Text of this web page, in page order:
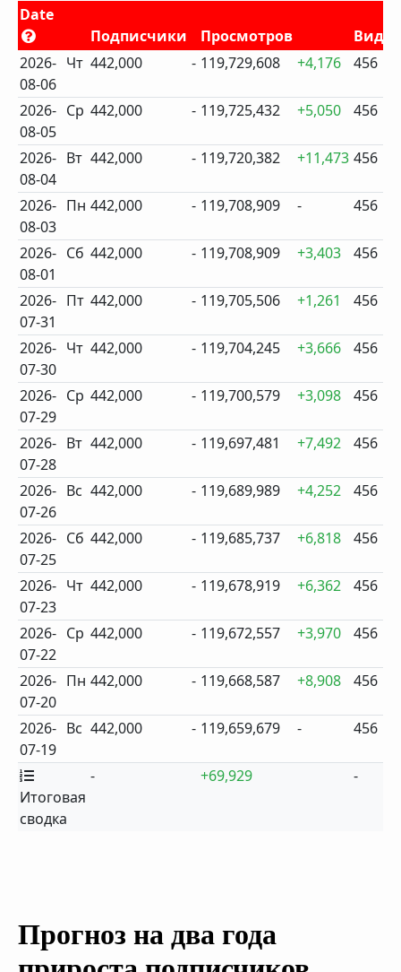
Date
Подписчики
Просмотров
Видео
2026-
08-06
Чт 442,000 - 119,729,608 +4,176 456
2026-
08-05
Ср 442,000 - 119,725,432 +5,050 456
2026-
08-04
Вт 442,000 - 119,720,382 +11,473 456
2026-
08-03
Пн 442,000 - 119,708,909 - 456
2026-
08-01
Сб 442,000 - 119,708,909 +3,403 456
2026-
07-31
Пт 442,000 - 119,705,506 +1,261 456
2026-
07-30
Чт 442,000 - 119,704,245 +3,666 456
2026-
07-29
Ср 442,000 - 119,700,579 +3,098 456
2026-
07-28
Вт 442,000 - 119,697,481 +7,492 456
2026-
07-26
Вс 442,000 - 119,689,989 +4,252 456
2026-
07-25
Сб 442,000 - 119,685,737 +6,818 456
2026-
07-23
Чт 442,000 - 119,678,919 +6,362 456
2026-
07-22
Ср 442,000 - 119,672,557 +3,970 456
2026-
07-20
Пн 442,000 - 119,668,587 +8,908 456
2026-
07-19
Вс 442,000 - 119,659,679 - 456
Итоговая
сводка
- +69,929 -
Прогноз на два года